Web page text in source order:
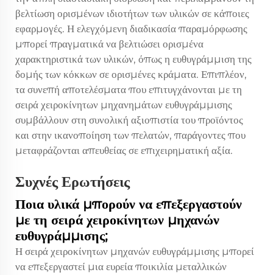
βελτίωση ορισμένων ιδιοτήτων των υλικών σε κάποιες
εφαρμογές. Η ελεγχόμενη διαδικασία παραμόρφωσης
μπορεί πραγματικά να βελτιώσει ορισμένα
χαρακτηριστικά των υλικών, όπως η ευθυγράμμιση της
δομής των κόκκων σε ορισμένες κράματα. Επιπλέον,
τα συνεπή αποτελέσματα που επιτυγχάνονται με τη
σειρά χειροκίνητων μηχανημάτων ευθυγράμμισης
συμβάλλουν στη συνολική αξιοπιστία του προϊόντος
και στην ικανοποίηση των πελατών, παράγοντες που
μεταφράζονται απευθείας σε επιχειρηματική αξία.
Συχνές Ερωτήσεις
Ποια υλικά μπορούν να επεξεργαστούν
με τη σειρά χειροκίνητων μηχανών
ευθυγράμμισης;
Η σειρά χειροκίνητων μηχανών ευθυγράμμισης μπορεί
να επεξεργαστεί μια ευρεία ποικιλία μεταλλικών